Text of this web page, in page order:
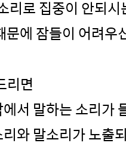
리로 집중이 안되시
에 잠들이 어려우
리면
서 말하는 소리가
와 말소리가 노출